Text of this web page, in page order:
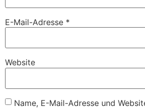
E-Mail-Adresse *
Website
Name, E-Mail-Adresse und